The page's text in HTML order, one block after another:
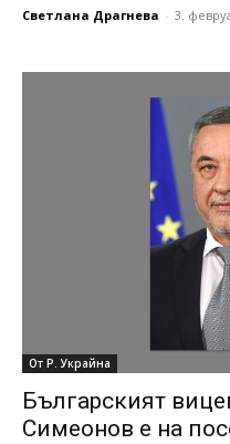
Светлана Драгнева - 3.
От Р. Украйна
Българският
Симеонов е на